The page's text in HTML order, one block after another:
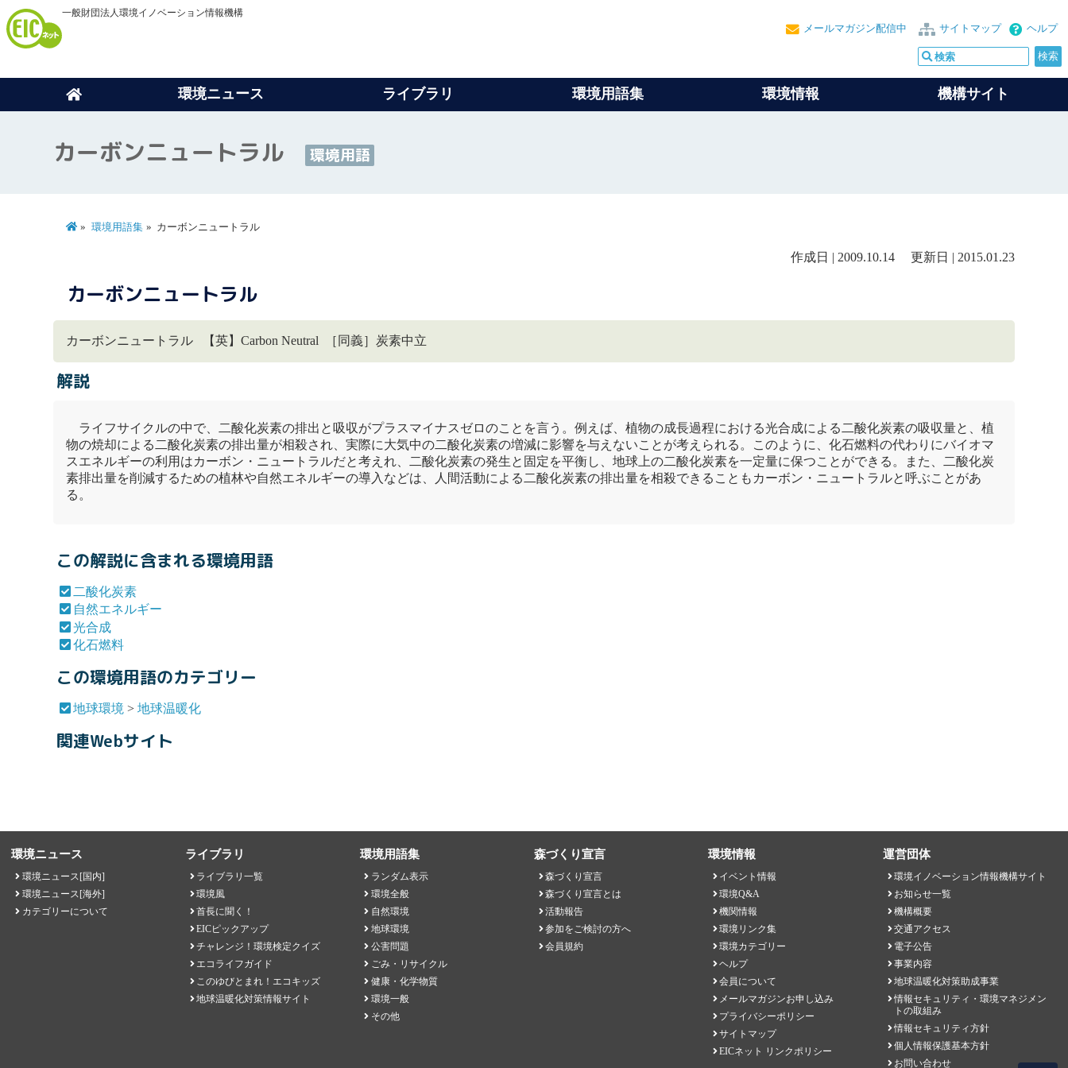
一般財団法人環境イノベーション情報機構
ヘルプ
サイトマップ
メールマガジン配信中
環境ニュース ライブラリ 環境用語集 環境情報 機構サイト
カーボンニュートラル 環境用語
環境用語集 カーボンニュートラル
作成日 | 2009.10.14 更新日 | 2015.01.23
カーボンニュートラル
カーボンニュートラル 【英】Carbon Neutral ［同義］炭素中立
解説
ライフサイクルの中で、 二酸化炭素の排出と吸収がプラスマイナスゼロのことを言う。例えば、植物の成長過程における光合成による 二酸化炭素の吸収量と、植
物の焼却による 二酸化炭素の排出量が相殺され、実際に大気中の二酸化炭素の増減に影響を与えないことが考えられる。このように、化石燃料の代わりにバイオマ
スエネルギーの利用はカーボン・ニュートラルだと考えれ、
二酸化炭素の発生と固定を平衡し、地球上の二酸化炭素を一定量に保つことができる。また、
二酸化炭
素排出量を削減するための植林や自然エネルギーの導入などは、人間活動による 二酸化炭素の排出量を相殺できることもカーボン・ニュートラルと呼ぶことがあ
る。
この解説に含まれる環境用語
二酸化炭素
自然エネルギー
光合成
化石燃料
この環境用語のカテゴリー
地球環境 >地球温暖化
関連Webサイト
環境ニュース
環境ニュース[国内]
環境ニュース[海外]
カテゴリーについて
ライブラリ
ライブラリ一覧
環境風
首長に聞く！
EICピックアップ
チャレンジ！環境検定クイズ
エコライフガイド
このゆびとまれ！エコキッズ
地球温暖化対策情報サイト
環境用語集
ランダム表示
環境全般
自然環境
地球環境
公害問題
ごみ・リサイクル
健康・化学物質
環境一般
その他
森づくり宣言
森づくり宣言
森づくり宣言とは
活動報告
参加をご検討の方へ
会員規約
環境情報
イベント情報
環境Q&A
機関情報
環境リンク集
環境カテゴリー
ヘルプ
会員について
メールマガジンお申し込み
プライバシーポリシー
サイトマップ
EICネット リンクポリシー
運営団体
環境イノベーション情報機構サイト
お知らせ一覧
機構概要
交通アクセス
電子公告
事業内容
地球温暖化対策助成事業
情報セキュリティ・環境マネジメン
トの取組み
情報セキュリティ方針
個人情報保護基本方針
お問い合わせ